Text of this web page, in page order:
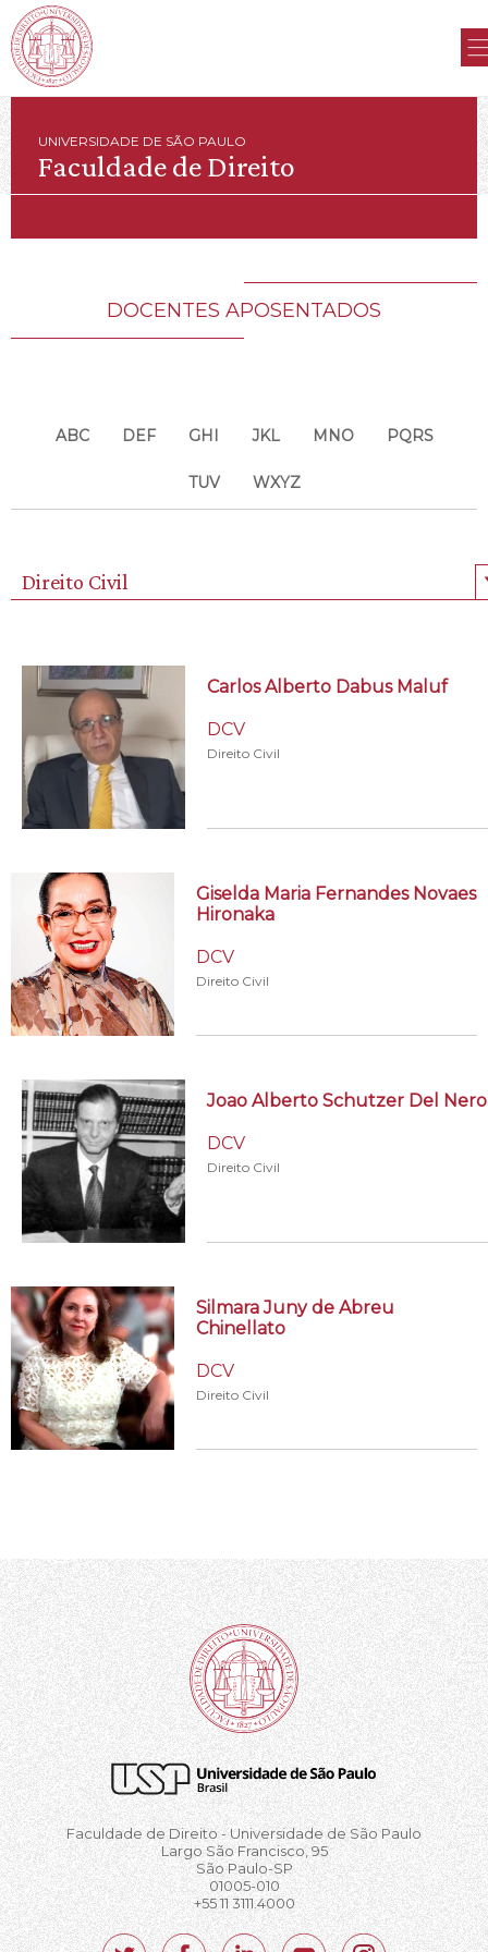
UNIVERSIDADE DE SÃO PAULO
Faculdade de Direito
DOCENTES APOSENTADOS
ABC DEF GHI JKL MNO PQRS
TUV WXYZ
Direito Civil
Carlos Alberto Dabus Maluf
DCV
Direito Civil
Giselda Maria Fernandes Novaes
Hironaka
DCV
Direito Civil
Joao Alberto Schutzer Del Nero
DCV
Direito Civil
Silmara Juny de Abreu
Chinellato
DCV
Direito Civil
Faculdade de Direito - Universidade de São Paulo
Largo São Francisco, 95
São Paulo-SP
01005-010
+55 11 3111.4000